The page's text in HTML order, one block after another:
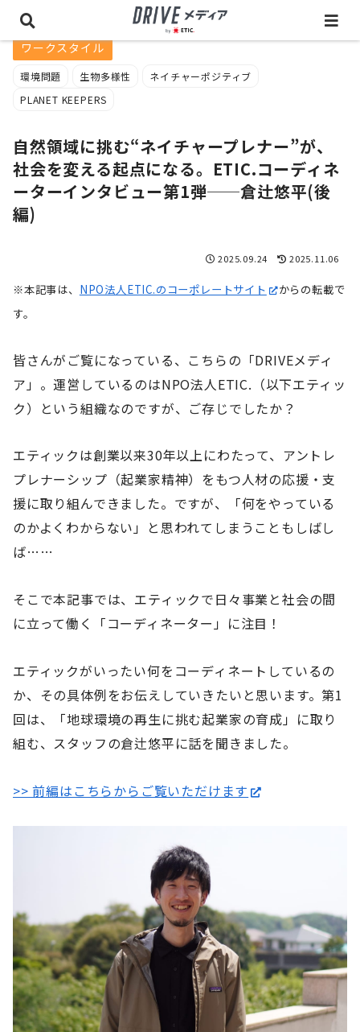
ワークスタイル
環境問題 生物多様性
ネイチャーポジティブ
PLANET KEEPERS
自然領域に挑む“ネイチャープレナー”が、
社会を変える起点になる。ETIC.コーディネ
ーターインタビュー第1弾──倉辻悠平(後
編)
2025.09.24 2025.11.06
※本記事は、 NPO法人ETIC.のコーポレートサイト
からの転載で
す。
皆さんがご覧になっている、こちらの「DRIVEメディ
ア 」。運営しているのはNPO法人ETIC. （以下エティッ
ク）という組織なのですが、ご存じでしたか？
エティックは創業以来30年以上にわたって、アントレ
プレナーシップ（起業家精神）をもつ人材の応援・支
援に取り組んできました。ですが、「何をやっている
のかよくわからない」と思われてしまうこともしばし
ば……
そこで本記事では、エティックで日々事業と社会の間
に立って働く「コーディネーター」に注目！
エティックがいったい何をコーディネートしているの
か、その具体例をお伝えしていきたいと思います。第1
回は、「地球環境の再生に挑む起業家の育成」に取り
組む、スタッフの倉辻悠平に話を聞きました。
>> 前編はこちらからご覧いただけます